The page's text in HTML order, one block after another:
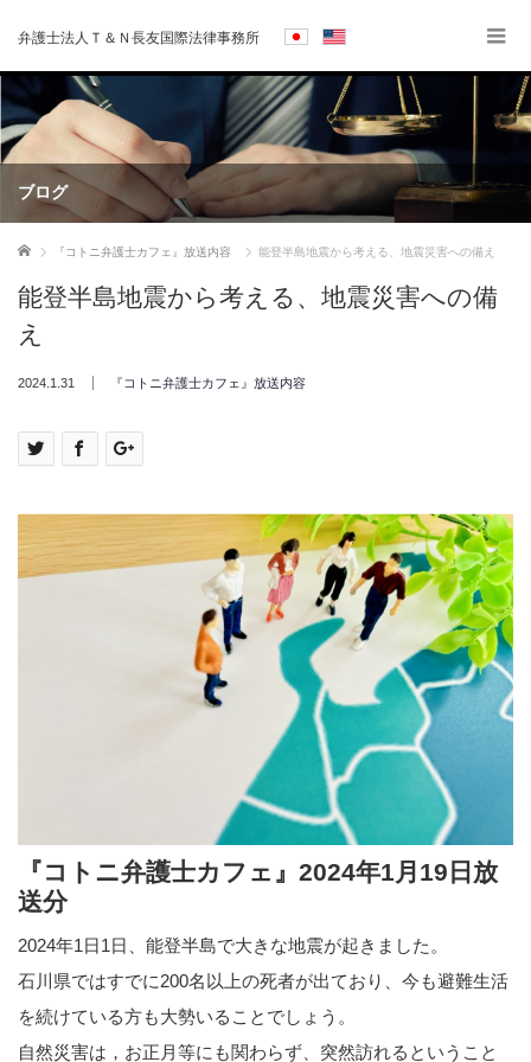
弁護士法人Ｔ＆Ｎ長友国際法律事務所
ブログ
ホーム 『コトニ弁護士カフェ』放送内容 能登半島地震から考える、地震災害への備え
能登半島地震から考える、地震災害への備
え
2024.1.31 『コトニ弁護士カフェ』放送内容
『コトニ弁護士カフェ』2024年1月19日放
送分
2024年1日1日、能登半島で大きな地震が起きました。
石川県ではすでに200名以上の死者が出ており、今も避難生活
を続けている方も大勢いることでしょう。
自然災害は，お正月等にも関わらず、突然訪れるということ